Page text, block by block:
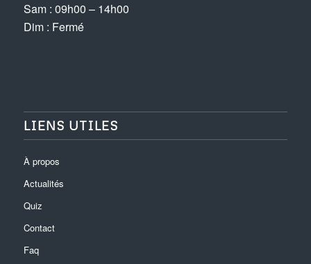
Sam : 09h00 – 14h00
Dim : Fermé
LIENS UTILES
À propos
Actualités
Quiz
Contact
Faq